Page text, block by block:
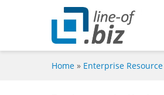
Home » Enterprise